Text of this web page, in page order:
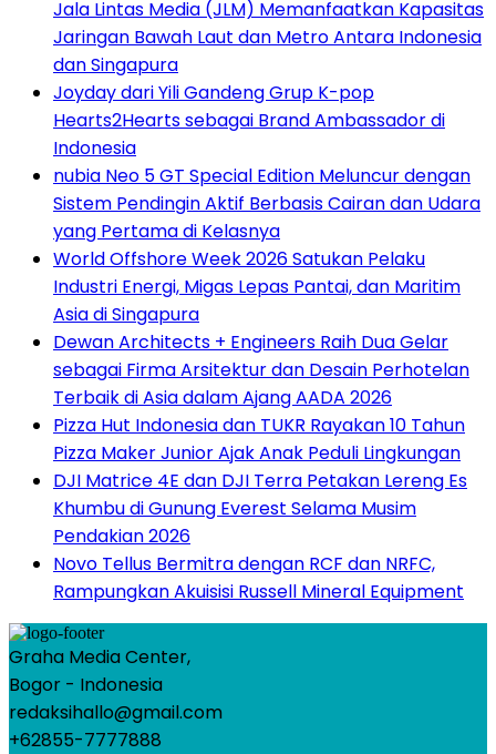
Jala Lintas Media (JLM) Memanfaatkan Kapasitas
Jaringan Bawah Laut dan Metro Antara Indonesia
dan Singapura
Joyday dari Yili Gandeng Grup K-pop
Hearts2Hearts sebagai Brand Ambassador di
Indonesia
nubia Neo 5 GT Special Edition Meluncur dengan
Sistem Pendingin Aktif Berbasis Cairan dan Udara
yang Pertama di Kelasnya
World Offshore Week 2026 Satukan Pelaku
Industri Energi, Migas Lepas Pantai, dan Maritim
Asia di Singapura
Dewan Architects + Engineers Raih Dua Gelar
sebagai Firma Arsitektur dan Desain Perhotelan
Terbaik di Asia dalam Ajang AADA 2026
Pizza Hut Indonesia dan TUKR Rayakan 10 Tahun
Pizza Maker Junior Ajak Anak Peduli Lingkungan
DJI Matrice 4E dan DJI Terra Petakan Lereng Es
Khumbu di Gunung Everest Selama Musim
Pendakian 2026
Novo Tellus Bermitra dengan RCF dan NRFC,
Rampungkan Akuisisi Russell Mineral Equipment
Graha Media Center,
Bogor - Indonesia
redaksihallo@gmail.com
+62855-7777888